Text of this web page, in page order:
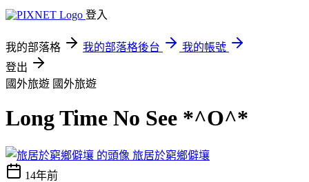
登入
我的部落格 我的部落格後台
我的帳號
登出
國外旅遊 國外旅遊
Long Time No See *^O^*
旅居於窮鄉僻壤
14年前